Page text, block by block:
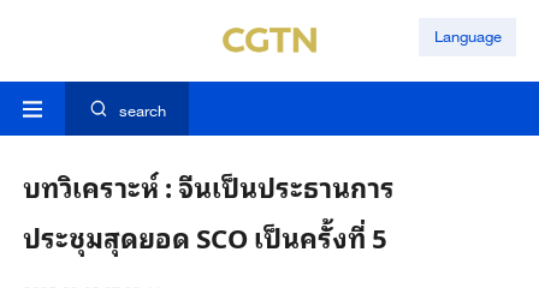
Language
search
บทวิเคราะห์ : จีนเป็นประธานการ
ประชุมสุดยอด SCO เป็นครั้งที่ 5